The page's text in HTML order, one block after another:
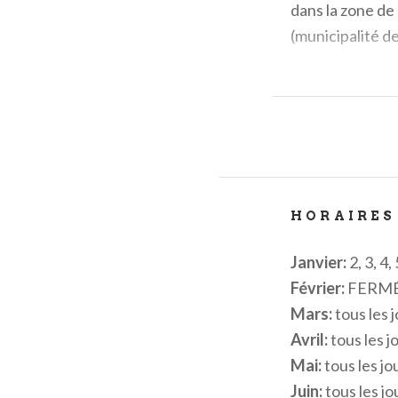
dans la zone de
(municipalité
lesGrottes de
Maria
renommée,
Garde, autour
territoire
cœur de la
Sirmione est
HORAIRES
Janvier:2, 3, 4,
Février:
Mars:tous les
Avril:tous les
Mai:tous les
Juin:tous les